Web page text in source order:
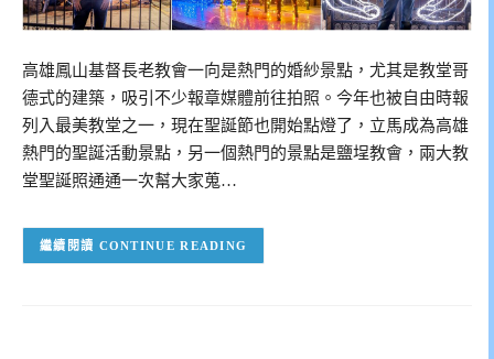
高雄鳳山基督長老教會一向是熱門的婚紗景點，尤其是教堂哥
德式的建築，吸引不少報章媒體前往拍照。今年也被自由時報
列入最美教堂之一，現在聖誕節也開始點燈了，立馬成為高雄
熱門的聖誕活動景點，另一個熱門的景點是鹽埕教會，兩大教
堂聖誕照通通一次幫大家蒐…
CONTINUE READING